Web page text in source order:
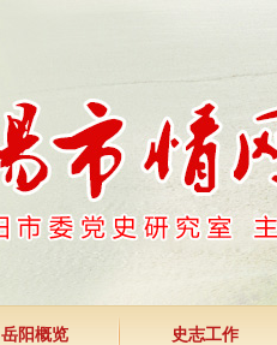
岳阳概览 史志工作